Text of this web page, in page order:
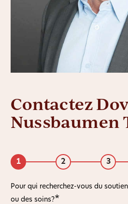
Contactez
Nussbaumen
1 2 3
Pour qui recherchez-vous du
ou des soins?